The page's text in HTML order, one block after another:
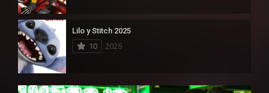
Lilo y Stitch 2025
10
2025